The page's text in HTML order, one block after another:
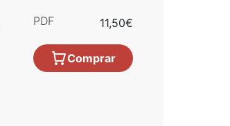
PDF 11,50€
Comprar